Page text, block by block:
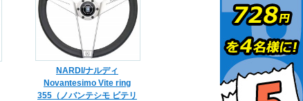
NARDI/ナルディ
Novantesimo Vite ring
355（ノバンテシモ ビテリ